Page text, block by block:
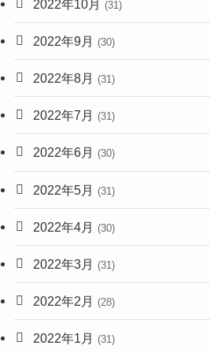
2022年10月 (31)
2022年9月 (30)
2022年8月 (31)
2022年7月 (31)
2022年6月 (30)
2022年5月 (31)
2022年4月 (30)
2022年3月 (31)
2022年2月 (28)
2022年1月 (31)